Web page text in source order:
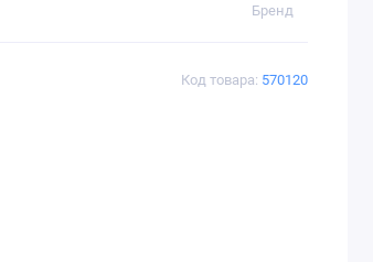
Код товара: 570120
Бренд